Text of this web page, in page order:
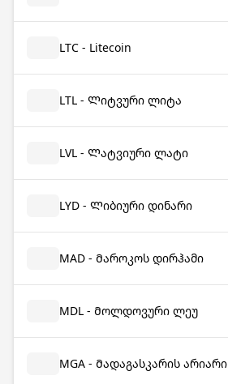
LTC - Litecoin
LTL - Ლიტვური ლიტა
LVL - Ლატვიური ლატი
LYD - Ლიბიური დინარი
MAD - Მაროკოს დირჰამი
MDL - Მოლდოვური ლეუ
MGA - Მადაგასკარის არიარი